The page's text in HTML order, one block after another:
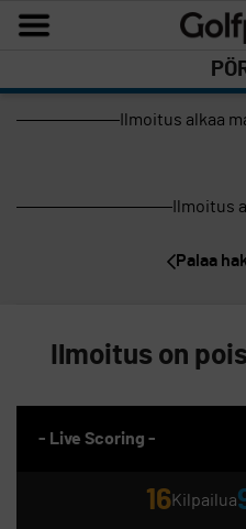
Ilmoitus alkaa
Ilmoitus
Palaa
Ilmoitus on
- Live Scoring -
16Kilpailua